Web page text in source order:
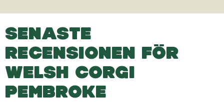
SENASTE
RECENSIONEN FÖR
WELSH CORGI
PEMBROKE